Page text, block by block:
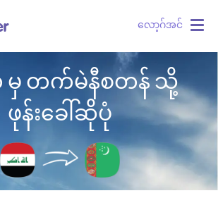
လော့ဂ်အင်
တက်မဲနီစတန် သို့
ဖုန်းခေါ်ဆိုပုံ